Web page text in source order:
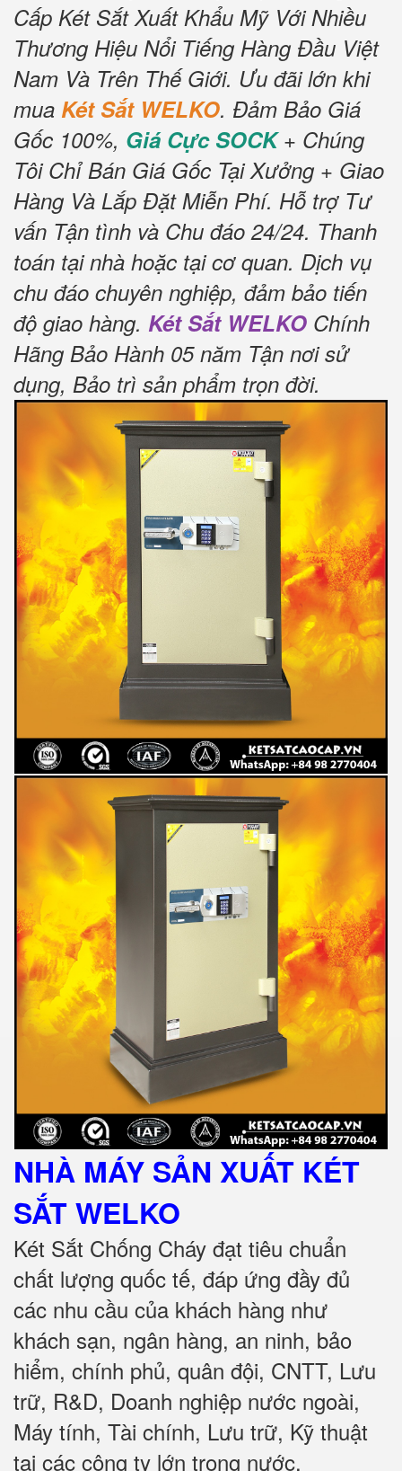
Cấp Két Sắt Xuất Khẩu Mỹ Với Nhiều
Thương Hiệu Nổi Tiếng Hàng Đầu Việt
Nam Và Trên Thế Giới. Ưu đãi lớn khi
mua Két Sắt WELKO. Đảm Bảo Giá
Gốc 100%, Giá Cực SOCK+ Chúng
Tôi Chỉ Bán Giá Gốc Tại Xưởng + Giao
Hàng Và Lắp Đặt Miễn Phí. Hỗ trợ Tư
vấn Tận tình và Chu đáo 24/24. Thanh
toán tại nhà hoặc tại cơ quan. Dịch vụ
chu đáo chuyên nghiệp, đảm bảo tiến
độ giao hàng. Két Sắt WELKO Chính
Hãng Bảo Hành 05 năm Tận nơi sử
dụng, Bảo trì sản phẩm trọn đời.
NHÀ MÁY SẢN XUẤT KÉT
SẮTWELKO
Két Sắt Chống Cháy đạt tiêu chuẩn
chất lượng quốc tế, đáp ứng đầy đủ
các nhu cầu của khách hàng như
khách sạn, ngân hàng, an ninh, bảo
hiểm, chính phủ, quân đội, CNTT, Lưu
trữ, R&D, Doanh nghiệp nước ngoài,
Máy tính, Tài chính, Lưu trữ, Kỹ thuật
tại các công ty lớn trong nước.